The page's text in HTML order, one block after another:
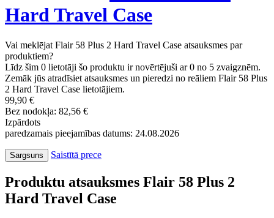
Hard Travel Case
Vai meklējat Flair 58 Plus 2 Hard Travel Case atsauksmes par
produktiem?
Līdz šim 0 lietotāji šo produktu ir novērtējuši ar 0 no 5 zvaigznēm.
Zemāk jūs atradīsiet atsauksmes un pieredzi no reāliem Flair 58 Plus
2 Hard Travel Case lietotājiem.
99,90 €
Bez nodokļa: 82,56 €
Izpārdots
paredzamais pieejamības datums: 24.08.2026
Sargsuns Saistītā prece
Produktu atsauksmes Flair 58 Plus 2
Hard Travel Case